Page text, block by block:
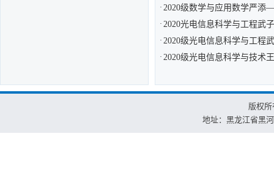
· 2020级数学与应用数学严
· 2020光电信息科学与工程
· 2020级光电信息科学与工
· 2020级光电信息科学与技
版权
地址：黑龙江省黑